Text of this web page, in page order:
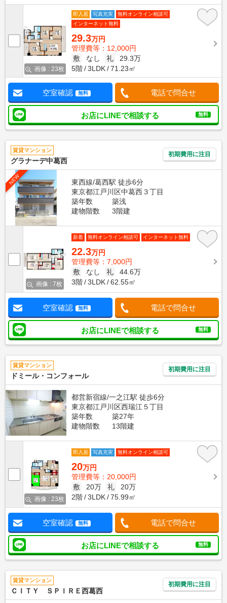
画像 : 23枚
即入居 写真充実
無料オンライン相談可
インターネット無料
29.3万円
管理費等：12,000円
敷
なし 礼
29.3万
5階
3LDK 71.23㎡
空室確認 無料 電話で問合せ
お店にLINEで相談する 無料
賃貸マンション
グラナーデ中葛西
初期費用に注目
NEW
東西線/葛西駅 徒歩6分
東京都江戸川区中葛西３丁目
築年数
築浅
建物階数
3階建
画像 : 7枚
新着 無料オンライン相談可 インターネット無料
22.3万円
管理費等：7,000円
敷
なし 礼
44.6万
3階
3LDK 62.55㎡
空室確認 無料 電話で問合せ
お店にLINEで相談する 無料
賃貸マンション
ドミール・コンフォール
初期費用に注目
都営新宿線/一之江駅 徒歩6分
東京都江戸川区西瑞江５丁目
築年数
築27年
建物階数
13階建
画像 : 23枚
即入居 写真充実 無料オンライン相談可
20万円
管理費等：20,000円
敷
20万 礼
20万
2階
3LDK 75.99㎡
空室確認 無料 電話で問合せ
お店にLINEで相談する 無料
賃貸マンション
ＣＩＴＹ ＳＰＩＲＥ西葛西
初期費用に注目